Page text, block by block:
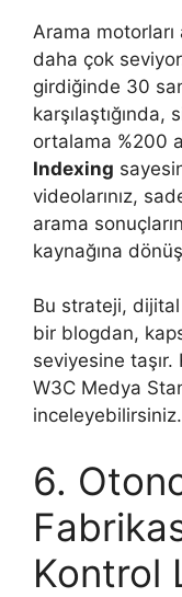
Arama motorları
daha çok
girdiğinde 30
ortalama %200
Indexing
videolarınız,
arama
kaynağına
Bu strateji, dijital
bir blogdan,
seviyesine
W3C Medya
inceleyebilirsiniz.
6.
Kontrol